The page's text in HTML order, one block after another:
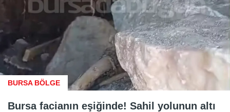
BURSA BÖLGE
Bursa facianın eşiğinde! Sahil yolunun altı